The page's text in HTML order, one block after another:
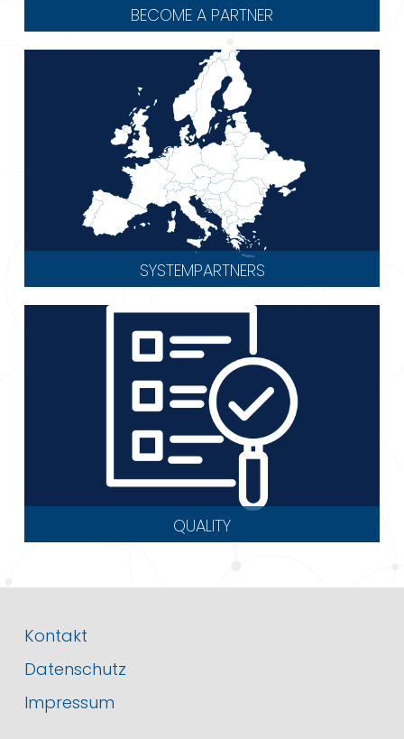
BECOME A PARTNER
SYSTEMPARTNERS
QUALITY
Kontakt
Datenschutz
Impressum